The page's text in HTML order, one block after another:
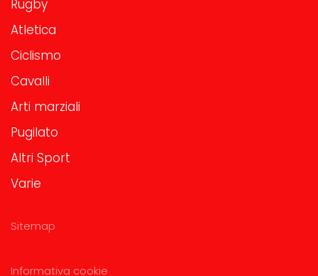
Rugby
Atletica
Ciclismo
Cavalli
Arti marziali
Pugilato
Altri Sport
Varie
Sitemap
Informativa cookie